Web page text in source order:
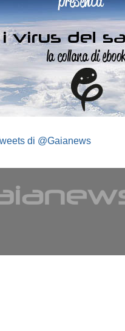
di @Gaianews